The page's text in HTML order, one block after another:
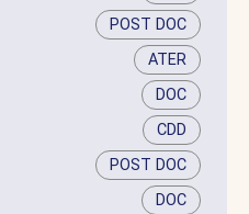
POST DOC
ATER
DOC
CDD
POST DOC
DOC